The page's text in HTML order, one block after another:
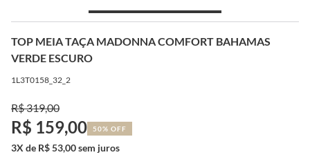
TOP MEIA TAÇA MADONNA COMFORT BAHAMAS
VERDE ESCURO
1L3T0158_32_2
R$ 319,00
R$ 159,00 50% OFF
3X de R$ 53,00 sem juros